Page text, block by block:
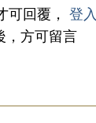
可回覆， 登入
，方可留言